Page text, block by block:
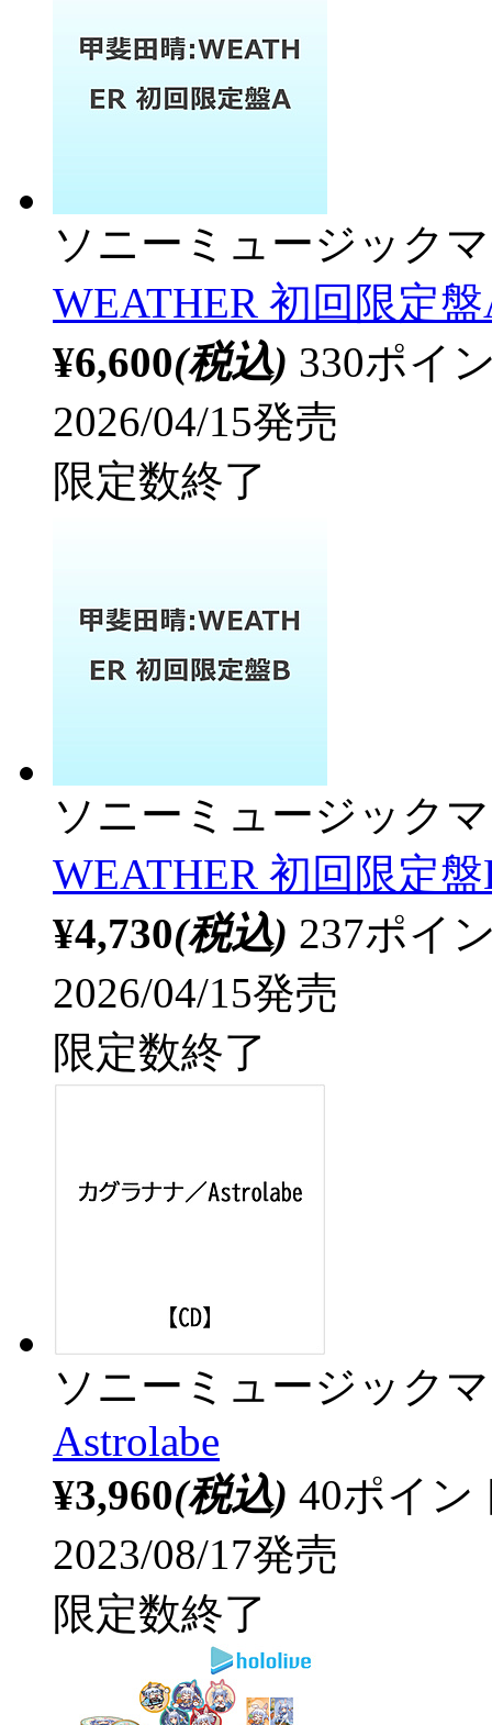
ソニーミュージック
WEATHER 初回限定
¥6,600(税込) 330ポイ
2026/04/15発売
限定数終了
ソニーミュージック
WEATHER 初回限定
¥4,730(税込) 237ポイ
2026/04/15発売
限定数終了
ソニーミュージック
Astrolabe
¥3,960(税込) 40ポイ
2023/08/17発売
限定数終了